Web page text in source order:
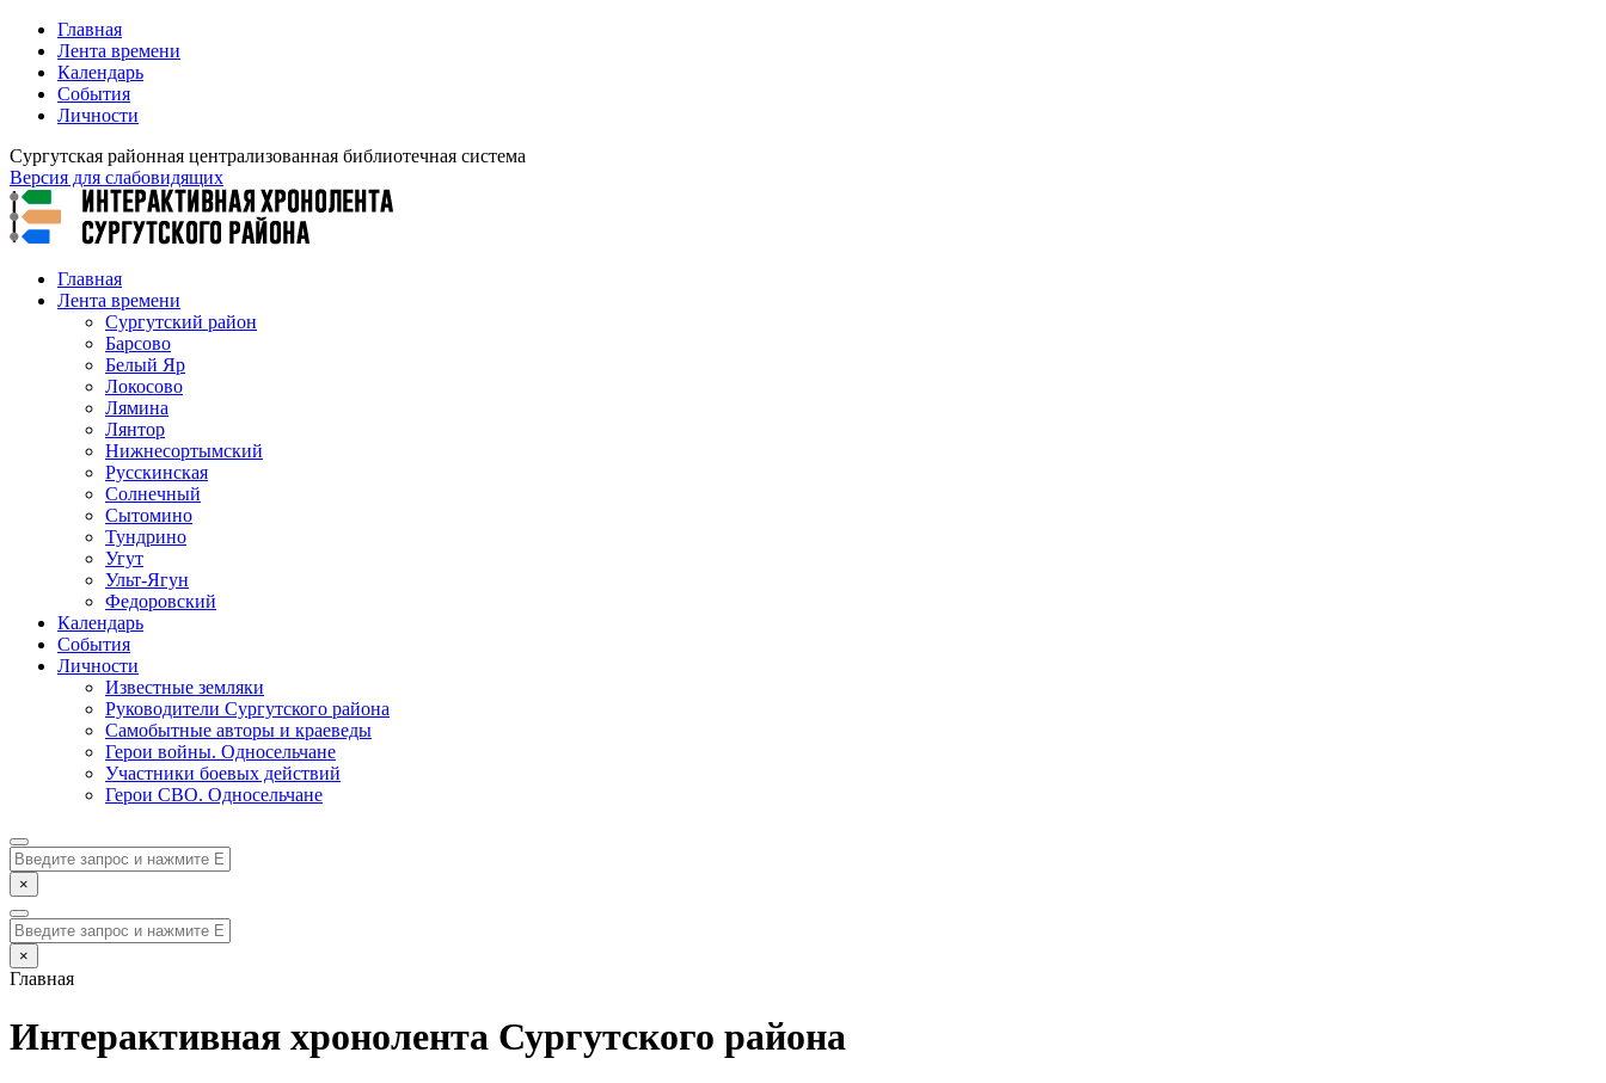
Главная
Лента времени
Календарь
События
Личности
Сургутская районная централизованная библиотечная система
Версия для слабовидящих
Главная
Лента времени
Сургутский район
Барсово
Белый Яр
Локосово
Лямина
Лянтор
Нижнесортымский
Русскинская
Солнечный
Сытомино
Тундрино
Угут
Ульт-Ягун
Федоровский
Календарь
События
Личности
Известные земляки
Руководители Сургутского района
Самобытные авторы и краеведы
Герои войны. Односельчане
Участники боевых действий
Герои СВО. Односельчане
×
×
Главная
Интерактивная хронолента Сургутского района